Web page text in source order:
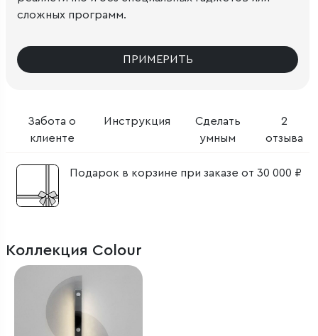
Забота о
клиенте
Инструкция
Сделать
умным
2
отзыва
Подарок в корзине при заказе от 30 000 ₽
сложных программ.
ПРИМЕРИТЬ
Коллекция Colour